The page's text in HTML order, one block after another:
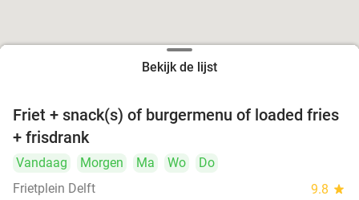
food
food
Bekijk de lijst
39%
Friet + snack(s) of burgermenu of loaded fries
+ frisdrank
Vandaag Morgen Ma Wo
Do
Frietplein Delft
9.8 star